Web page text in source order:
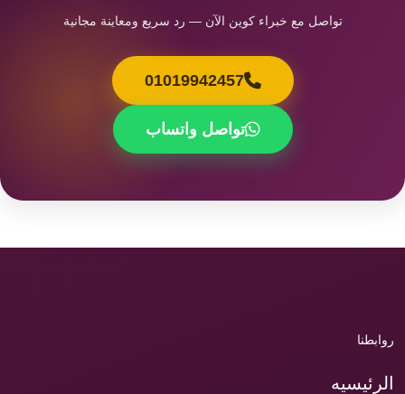
تواصل مع خبراء كوين الآن — رد سريع ومعاينة مجانية
01019942457
تواصل واتساب
روابطنا
الرئيسيه